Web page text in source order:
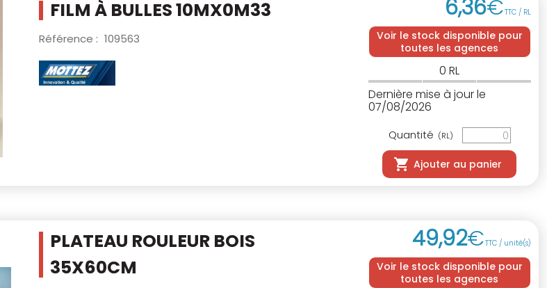
FILM À BULLES 10MX0M33
Référence : 109563
6,36€TTC / RL
Voir le stock disponible pour
toutes les agences
0 RL
Dernière mise à jour le
07/08/2026
Quantité (RL)
Ajouter au panier
PLATEAU ROULEUR BOIS
35X60CM
49,92€TTC / unité(s)
Voir le stock disponible pour
toutes les agences